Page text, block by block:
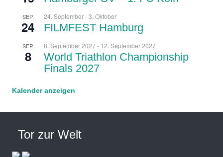
Tor zur Welt
SEP.
24
24. September-3. Oktober
FILMFEST Hamburg
SEP.
8
8. September 2027- 12. September 2027
World Triathlon Championship
Finals 2027
Kalender anzeigen